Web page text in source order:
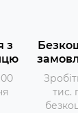
з
тис.